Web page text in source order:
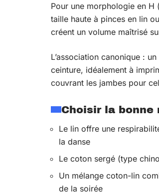
Pour une morphologie en H
taille haute à pinces en lin
créent un volume maîtrisé
L’association canonique :
ceinture, idéalement à
couvrant les jambes pour
Choisir la bonne
Le lin offre une
la danse
Le coton sergé (type
Un mélange coton-lin
de la soirée